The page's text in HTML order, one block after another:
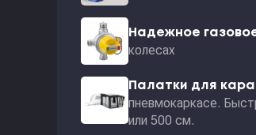
Надежное
колесах
Палатки для
пневмокаркасе.
или 500 см.